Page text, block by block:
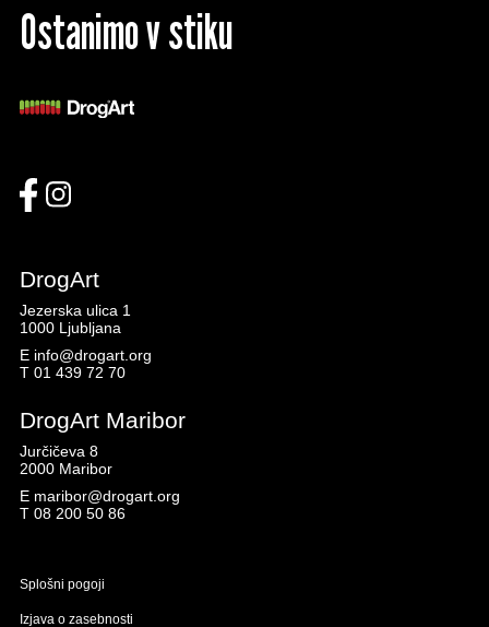
Ostanimo v stiku
DrogArt
Jezerska ulica 1
1000 Ljubljana
E info@drogart.org
T 01 439 72 70
DrogArt Maribor
Jurčičeva 8
2000 Maribor
E maribor@drogart.org
T 08 200 50 86
Splošni pogoji
Izjava o zasebnosti